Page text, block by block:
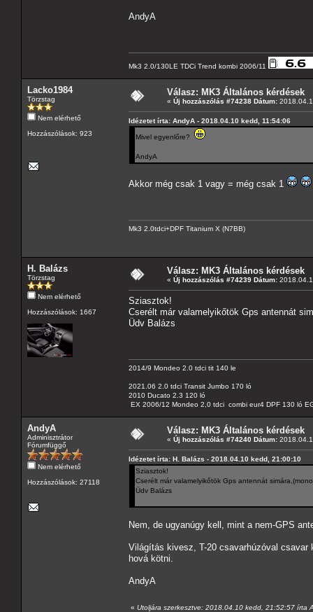
AndyA
Mk3 2.0/130LE TDCi Trend kombi 2006/11
Lacko1984
Törzstag
Nem elérhető
Hozzászólások: 923
Válasz: MK3 Általános kérdések
« Új hozzászólás #74238 Dátum:
Idézetet írta: AndyA - 2018.04.10 kedd, 11:54:06
Mivel egyenlőre?
AndyA
Akkor még csak 1 vagy = még csak 1
Mk3 2.0tdci+DPF Titanium X (N7BB)
H. Balázs
Törzstag
Nem elérhető
Hozzászólások: 1667
Válasz: MK3 Általános kérdések
« Új hozzászólás #74239 Dátum:
Sziasztok!
Cserélt már valamelyikőtök Gps antennát
Üdv Balázs
2014/9 Mondeo 2.0 tdci tit 140 le
2021.06 2.0 tdci Transit Jumbo 170 ló
2010 Ducato 2.3 120 ló
EX 2006/12 Mondeo 2,0 tdci combi eur4 DPF 130 ló
AndyA
Adminisztrátor
Fórumfüggő
Nem elérhető
Hozzászólások: 27118
Válasz: MK3 Általános kérdések
« Új hozzászólás #74240 Dátum:
Idézetet írta: H. Balázs - 2018.04.10 kedd, 21:00:10
Sziasztok!
Cserélt már valamelyikőtök Gps antennát
Üdv Balázs
Nem, de ugyanúgy kell, mint a nem-GPS
Világítás kivesz, T-20 csavarhúzóval
hová kötni.
AndyA
« Utoljára szerkesztve: 2018.04.10 kedd, 21:52:57 írta